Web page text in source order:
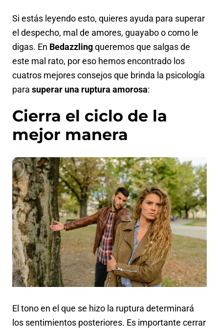
Si estás leyendo esto, quieres ayuda para superar
el despecho, mal de amores, guayabo o como le
digas. En Bedazzlingqueremos que salgas de
este mal rato, por eso hemos encontrado los
cuatros mejores consejos que brinda la psicología
para superar una ruptura amorosa:
Cierra el ciclo de la
mejor manera
El tono en el que se hizo la ruptura determinará
los sentimientos posteriores. Es importante cerrar